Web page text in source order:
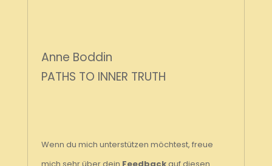
Anne Boddin
PATHS TO INNER TRUTH
Wenn du mich unterstützen möchtest, freue